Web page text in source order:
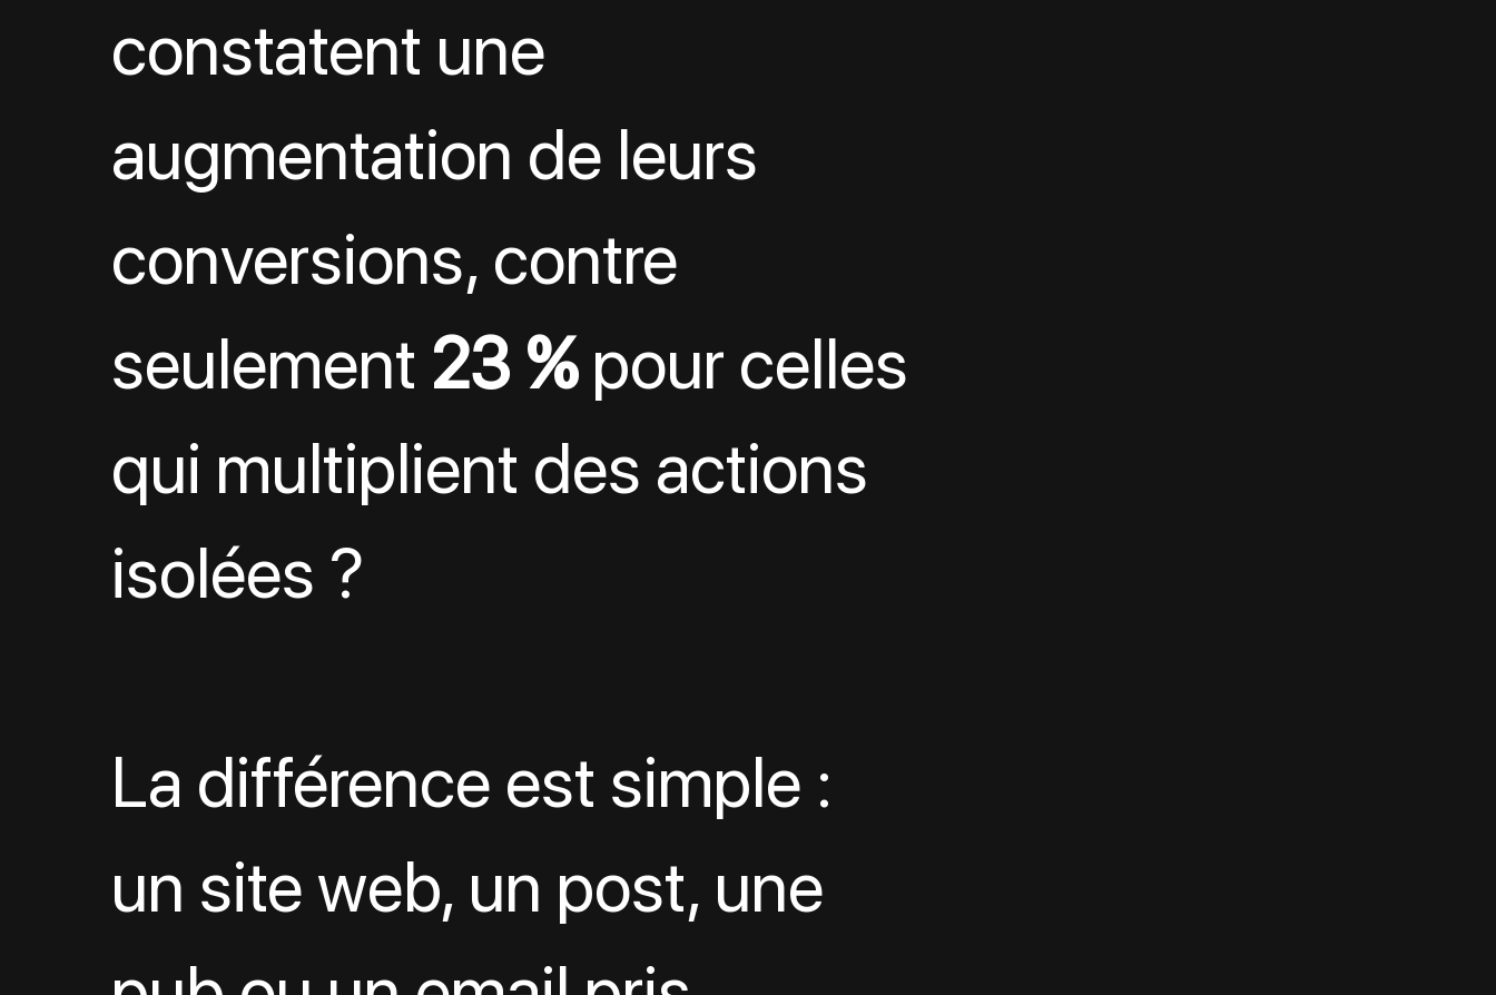
constatent une
augmentation de leurs
conversions, contre
seulement 23 % pour celles
qui multiplient des actions
isolées ?
La différence est simple :
un site web, un post, une